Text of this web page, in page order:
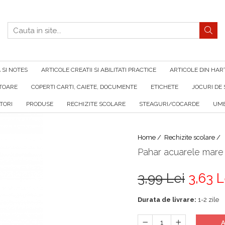
NOTES ARTICOLE CREATII SI ABILITATI PRACTICE ARTICOLE DIN
COPERTI CARTI, CAIETE, DOCUMENTE ETICHETE JOCURI DE
PRODUSE RECHIZITE SCOLARE STEAGURI/COCARDE
Home / Rechizite scolare /
Pahar acuarele mare
3,99 Lei 3,63
Durata de livrare: 1-2 zile